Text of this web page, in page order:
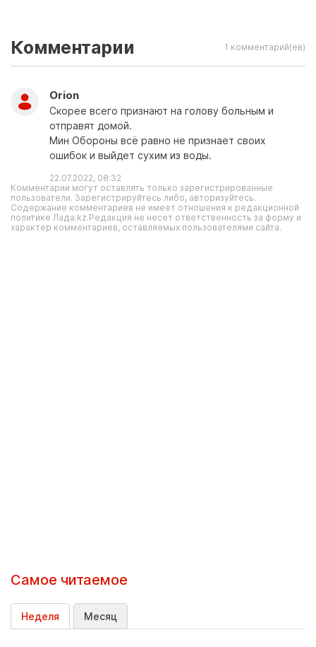
Комментарии 1 комментарий(ев)
Orion
Скорее всего признают на голову больным и
отправят домой.
Мин Обороны всё равно не признает своих
ошибок и выйдет сухим из воды.
22.07.2022, 08:32
Комментарии могут оставлять только зарегистрированные
пользователи. Зарегистрируйтесь либо, авторизуйтесь.
Содержание комментариев не имеет отношения к редакционной
политике Лада.kz.Редакция не несет ответственность за форму и
характер комментариев, оставляемых пользователями сайта.
Самое читаемое
Неделя Месяц